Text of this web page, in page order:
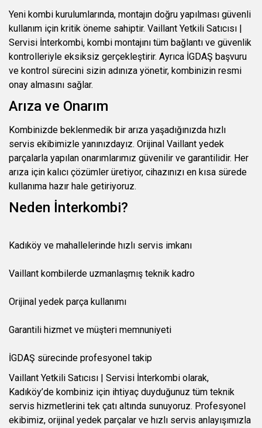
Yeni kombi kurulumlarında, montajın doğru yapılması güvenli
kullanım için kritik öneme sahiptir. Vaillant Yetkili Satıcısı |
Servisi İnterkombi, kombi montajını tüm bağlantı ve güvenlik
kontrolleriyle eksiksiz gerçekleştirir. Ayrıca İGDAŞ başvuru
ve kontrol sürecini sizin adınıza yönetir, kombinizin resmi
onay almasını sağlar.
Arıza ve Onarım
Kombinizde beklenmedik bir arıza yaşadığınızda hızlı
servis ekibimizle yanınızdayız. Orijinal Vaillant yedek
parçalarla yapılan onarımlarımız güvenilir ve garantilidir. Her
arıza için kalıcı çözümler üretiyor, cihazınızı en kısa sürede
kullanıma hazır hale getiriyoruz.
Neden İnterkombi?
Kadıköy ve mahallelerinde hızlı servis imkanı
Vaillant kombilerde uzmanlaşmış teknik kadro
Orijinal yedek parça kullanımı
Garantili hizmet ve müşteri memnuniyeti
İGDAŞ sürecinde profesyonel takip
Vaillant Yetkili Satıcısı | Servisi İnterkombi olarak,
Kadıköy’de kombiniz için ihtiyaç duyduğunuz tüm teknik
servis hizmetlerini tek çatı altında sunuyoruz. Profesyonel
ekibimiz, orijinal yedek parçalar ve hızlı servis anlayışımızla